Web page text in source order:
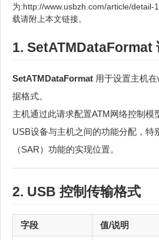
为:http://www.usbzh.com/article/detail-
载请附上本文链接。
1. SetATMDataFormat
SetATMDataFormat 用于设置主机
据格式。
主机通过此请求配置ATM网络控制模
USB设备与主机之间的功能分配，特
（SAR）功能的实现位置。
2. USB 控制传输格式
字段 值/说明